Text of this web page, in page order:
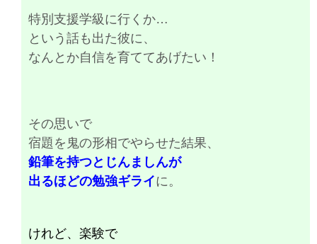
特別支援学級に行くか…
という話も出た彼に、
なんとか自信を育ててあげたい！
その思いで
宿題を鬼の形相でやらせた結果、
鉛筆を持つとじんましんが
出るほどの勉強ギライに。
けれど、 楽験で